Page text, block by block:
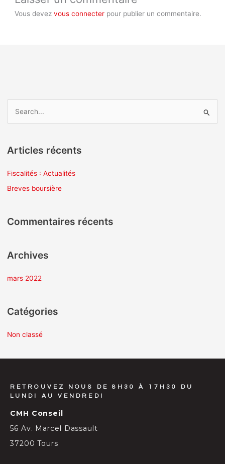
Vous devezvous connecter pour publier un commentaire.
h
e
Articles récents
Fiscalités : Actualités
Breves boursière
Commentaires récents
Archives
mars 2022
Catégories
Non classé
RETROUVEZ NOUS DE 8H30 À 17H30 DU
LUNDI AU VENDREDI
CMH Conseil
56 Av. Marcel Dassault
37200 Tours